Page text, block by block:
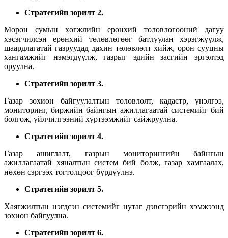
Стратегийн зорилт 2.
Мөрөн сумын хөгжлийн ерөнхий төлөвлөгөөний дагуу
хэсэгчилсэн ерөнхий төлөвлөгөөг батлуулан хэрэгжүүлж,
шаардлагатай газруудад дахин төлөвлөлт хийж, орон сууцны
хангамжийг нэмэгдүүлж, газрыг эдийн засгийн эргэлтэд
оруулна.
Стратегийн зорилт 3.
Газар зохион байгуулалтын төлөвлөлт, кадастр, үнэлгээ,
мониторинг, биржийн байнгын ажиллагаатай системийг бий
болгож, үйлчилгээний хүртээмжийг сайжруулна.
Стратегийн зорилт 4.
Газар ашиглалт, газрын мониторингийн байнгын
ажиллагаатай хяналтын систем бий болж, газар хамгаалах,
нөхөн сэргээх тогтолцоог бүрдүүлнэ.
Стратегийн зорилт 5.
Хаягжилтын нэгдсэн системийг нутаг дэвсгэрийн хэмжээнд
зохион байгуулна.
Стратегийн зорилт 6.